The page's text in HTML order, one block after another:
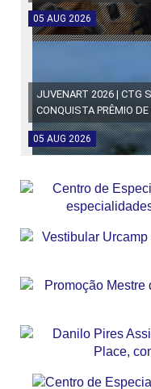
05 AUG 2026
JUVENART 2026 | CTG
CONQUISTA PRÊMIO
05 AUG 2026